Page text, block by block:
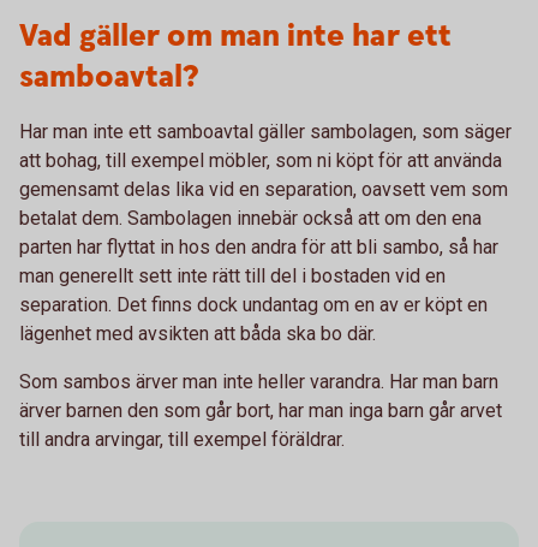
Vad gäller om man inte har ett
samboavtal?
Har man inte ett samboavtal gäller sambolagen, som säger
att bohag, till exempel möbler, som ni köpt för att använda
gemensamt delas lika vid en separation, oavsett vem som
betalat dem. Sambolagen innebär också att om den ena
parten har flyttat in hos den andra för att bli sambo, så har
man generellt sett inte rätt till del i bostaden vid en
separation. Det finns dock undantag om en av er köpt en
lägenhet med avsikten att båda ska bo där.
Som sambos ärver man inte heller varandra. Har man barn
ärver barnen den som går bort, har man inga barn går arvet
till andra arvingar, till exempel föräldrar.